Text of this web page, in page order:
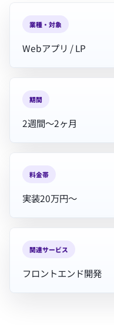
業種・対象
Webアプリ / LP
期間
2週間〜2ヶ月
料金帯
実装20万円〜
関連サービス
フロントエンド開発